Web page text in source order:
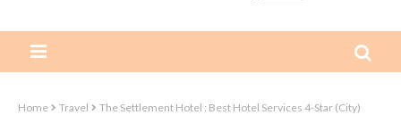
Home Travel
The Settlement Hotel : Best Hotel Services 4-Star (City)